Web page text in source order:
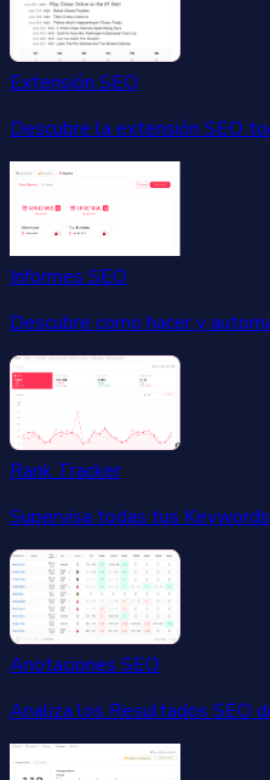
Extensión SEO
Descubre la extensión SEO
Informes SEO
Descubre como hacer y
Rank Tracker
Supervisa todas tus
Anotaciones SEO
Analiza los Resultados SEO